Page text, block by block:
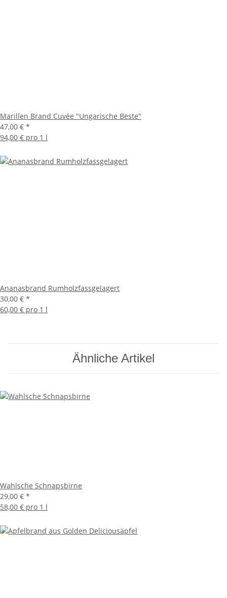
Marillen Brand Cuvée "Ungarische Beste"
47,00 € *
94,00 € pro 1 l
Ananasbrand Rumholzfassgelagert
30,00 € *
60,00 € pro 1 l
Ähnliche Artikel
Wahlsche Schnapsbirne
29,00 € *
58,00 € pro 1 l